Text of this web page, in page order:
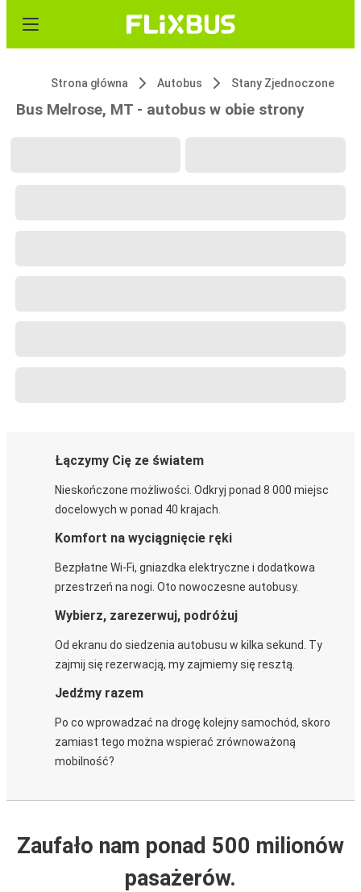
Strona główna Autobus Stany Zjednoczone
Bus Melrose, MT - autobus w obie strony
Łączymy Cię ze światem
Nieskończone możliwości. Odkryj ponad 8 000 miejsc
docelowych w ponad 40 krajach.
Komfort na wyciągnięcie ręki
Bezpłatne Wi-Fi, gniazdka elektryczne i dodatkowa
przestrzeń na nogi. Oto nowoczesne autobusy.
Wybierz, zarezerwuj, podróżuj
Od ekranu do siedzenia autobusu w kilka sekund. Ty
zajmij się rezerwacją, my zajmiemy się resztą.
Jedźmy razem
Po co wprowadzać na drogę kolejny samochód, skoro
zamiast tego można wspierać zrównoważoną
mobilność?
Zaufało nam ponad 500 milionów
pasażerów.